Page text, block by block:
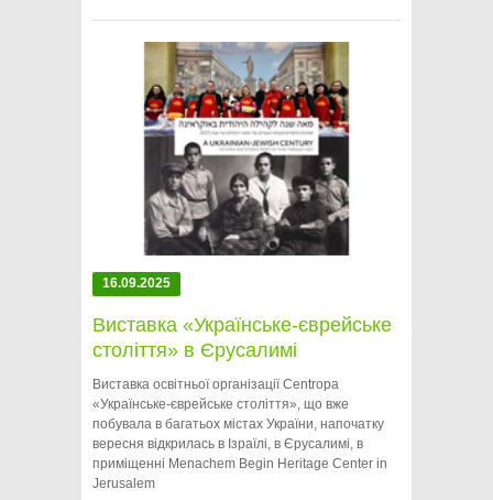
16.09.2025
Виставка «Українське-єврейське
століття» в Єрусалимі
Виставка освітньої організації Centropa
«Українське-єврейське століття», що вже
побувала в багатьох містах України, напочатку
вересня відкрилась в Ізраїлі, в Єрусалимі, в
приміщенні Menachem Begin Heritage Center in
Jerusalem